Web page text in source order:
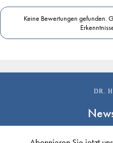
Keine Bewertungen gefunden.
DR.